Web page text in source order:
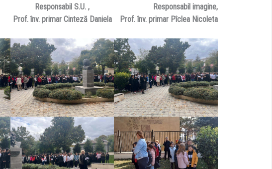
Responsabil S.U. ,
Prof. înv. primar Cinteză Daniela
Responsabil imagine,
Prof. înv. primar Pîclea Nicoleta